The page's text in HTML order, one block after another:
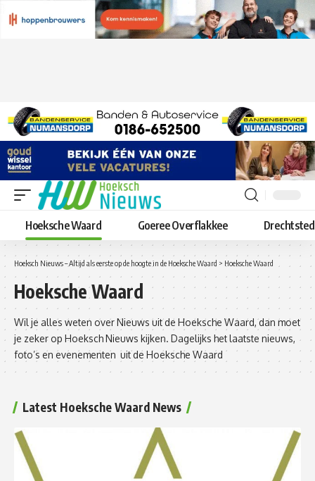
Hoeksche Waard Goeree Overflakkee
Hoeksch Nieuws – Altijd als eerste op de hoogte in de Hoeksche Waard > Hoeksche Waard
Hoeksche Waard
Wil je alles weten over Nieuws uit de Hoeksche Waard, dan moet
je zeker op Hoeksch Nieuws kijken. Dagelijks het laatste nieuws,
foto’s en evenementen uit de Hoeksche Waard
Latest Hoeksche Waard News